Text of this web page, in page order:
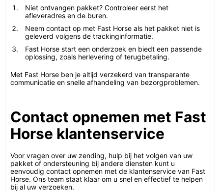
Niet ontvangen pakket? Controleer eerst het
afleveradres en de buren.
Neem contact op met Fast Horse als het pakket niet is
geleverd volgens de trackinginformatie.
Fast Horse start een onderzoek en biedt een passende
oplossing, zoals herlevering of terugbetaling.
Met Fast Horse ben je altijd verzekerd van transparante
communicatie en snelle afhandeling van bezorgproblemen.
Contact opnemen met Fast
Horse klantenservice
Voor vragen over uw zending, hulp bij het volgen van uw
pakket of ondersteuning bij andere diensten kunt u
eenvoudig contact opnemen met de klantenservice van Fast
Horse. Ons team staat klaar om u snel en effectief te helpen
bij al uw verzoeken.